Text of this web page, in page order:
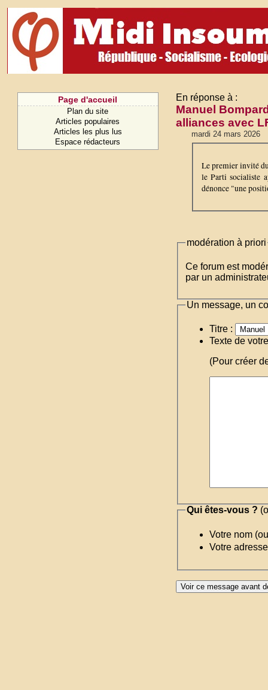
Page d'accueil
Plan du site
Articles populaires
Articles les plus lus
Espace rédacteurs
En réponse à :
Manuel
alliances avec
mardi 24 mars 2026
Le premier invité
le Parti socialiste
dénonce "une
modération à priori
Ce forum est
par un
Un message, un
Titre :
Texte de
(Pour créer
Qui êtes-vous ?
Votre nom
Votre